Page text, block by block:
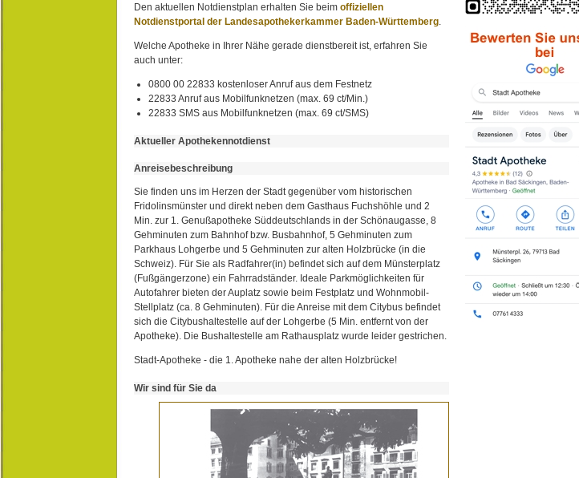
Den aktuellen Notdienstplan erhalten Sie beim offiziellen
Notdienstportal der Landesapothekerkammer Baden-Württemberg
Welche Apotheke in Ihrer Nähe gerade dienstbereit ist, erfahren Sie
auch unter:
0800 00 22833 kostenloser Anruf aus dem Festnetz
22833 Anruf aus Mobilfunknetzen (max. 69 ct/Min.)
22833 SMS aus Mobilfunknetzen (max. 69 ct/SMS)
Aktueller Apothekennotdienst
Anreisebeschreibung
Sie finden uns im Herzen der Stadt gegenüber vom historischen
Fridolinsmünster und direkt neben dem Gasthaus Fuchshöhle und 2
Min. zur 1. Genußapotheke Süddeutschlands in der Schönaugasse, 8
Gehminuten zum Bahnhof bzw. Busbahnhof, 5 Gehminuten zum
Parkhaus Lohgerbe und 5 Gehminuten zur alten Holzbrücke (in die
Schweiz). Für Sie als Radfahrer(in) befindet sich auf dem Münsterplatz
(Fußgängerzone) ein Fahrradständer. Ideale Parkmöglichkeiten für
Autofahrer bieten der Auplatz sowie beim Festplatz und Wohnmobil-
Stellplatz (ca. 8 Gehminuten). Für die Anreise mit dem Citybus befindet
sich die Citybushaltestelle auf der Lohgerbe (5 Min. entfernt von der
Apotheke). Die Bushaltestelle am Rathausplatz wurde leider gestrichen.
Stadt-Apotheke - die 1. Apotheke nahe der alten Holzbrücke!
Wir sind für Sie da